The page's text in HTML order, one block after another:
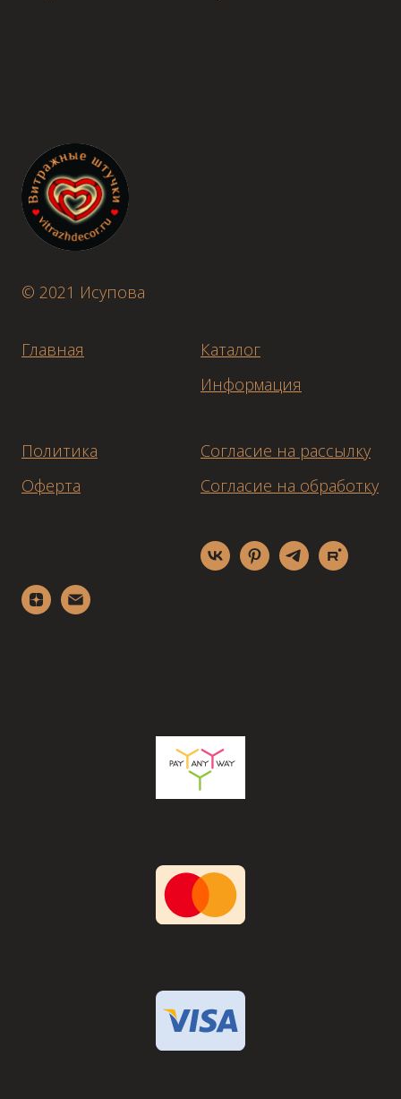
© 2021 Исупова
Главная
Каталог
Информация
Политика
Оферта
Согласие на рассылку
Согласие на обработку